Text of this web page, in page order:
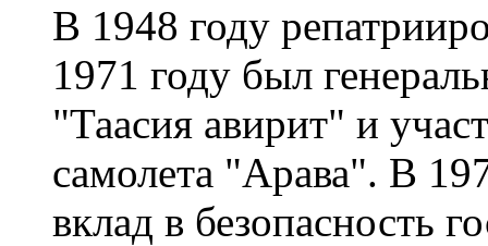
В 1948 году
1971 году был
"Таасия авирит" и
самолета "Арава". В
вклад в безопасность